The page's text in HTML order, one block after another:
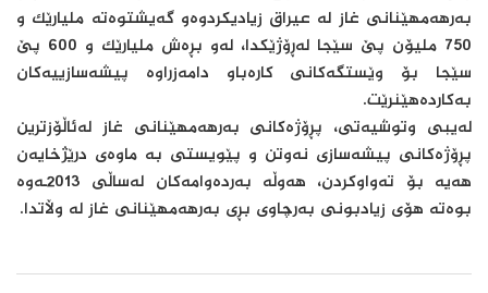
بەرهەمهێنانی غاز لە عیراق زیادیكردوەو گەیشتوەتە ملیارێك و
750 ملیۆن پێ سێجا لەڕۆژێكدا، لەو بڕەش ملیارێك و 600 پێ
سێجا بۆ وێستگەكانی كارەباو دامەزراوە پیشەسازییەكان
بەكاردەهێنرێت.
لەیبی وتوشیەتی، پڕۆژەكانی بەرهەمهێنانی غاز لەئاڵۆزترین
پڕۆژەكانی پیشەسازی نەوتن و پێویستی بە ماوەی درێژخایەن
هەیە بۆ تەواوكردن، هەوڵە بەردەوامەكان لەساڵی 2013ـەوە
بوەتە هۆی زیادبونی بەرچاوی بڕی بەرهەمهێنانی غاز لە وڵاتدا.